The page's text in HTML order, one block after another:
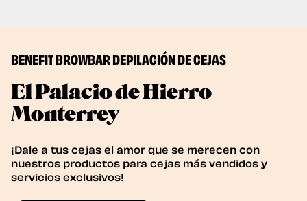
BENEFIT BROWBAR DEPILACIÓN DE CEJAS
El Palacio de Hierro
Monterrey
¡Dale a tus cejas el amor que se merecen con
nuestros productos para cejas más vendidos y
servicios exclusivos!